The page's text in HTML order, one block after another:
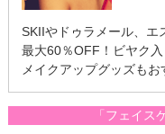
SKIIやドゥラメール、エ
最大60％OFF！ビヤク
メイクアップグッズもお
「フェイス